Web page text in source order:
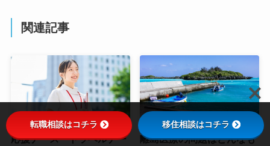
関連記事
応援ナース・トラベルナー 離島医療の問題はどんなも
転職相談はコチラ 移住相談はコチラ